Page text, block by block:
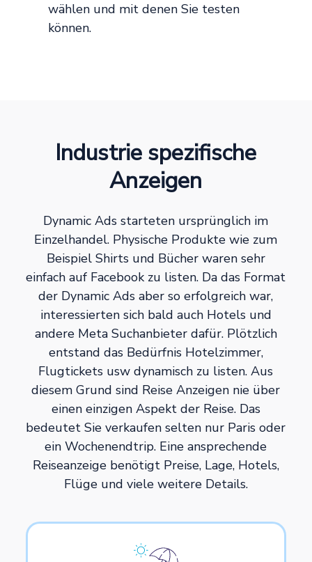
wählen und mit denen Sie testen
können.
Industrie spezifische
Anzeigen
Dynamic Ads starteten ursprünglich im
Einzelhandel. Physische Produkte wie zum
Beispiel Shirts und Bücher waren sehr
einfach auf Facebook zu listen. Da das Format
der Dynamic Ads aber so erfolgreich war,
interessierten sich bald auch Hotels und
andere Meta Suchanbieter dafür. Plötzlich
entstand das Bedürfnis Hotelzimmer,
Flugtickets usw dynamisch zu listen. Aus
diesem Grund sind Reise Anzeigen nie über
einen einzigen Aspekt der Reise. Das
bedeutet Sie verkaufen selten nur Paris oder
ein Wochenendtrip. Eine ansprechende
Reiseanzeige benötigt Preise, Lage, Hotels,
Flüge und viele weitere Details.